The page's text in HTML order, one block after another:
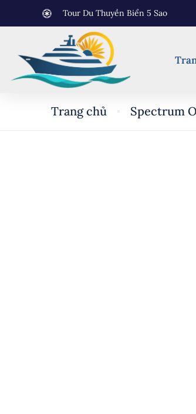
Tour Du Thuyền Biển 5 Sao
Trang chủ Spectrum